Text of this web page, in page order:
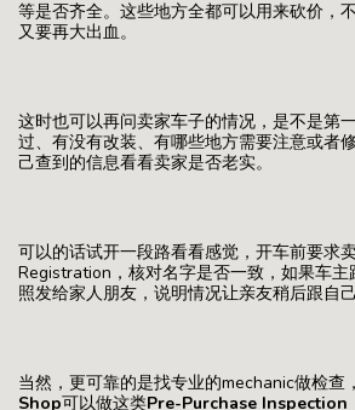
等是否齐全。这些地方全都可以用来砍价，
又要再大出血。
这时也可以再问卖家车子的情况，是不是第
过、有没有改装、有哪些地方需要注意或者
己查到的信息看看卖家是否老实。
可以的话试开一段路看看感觉，开车前要求
Registration，核对名字是否一致，如果车主
照发给家人朋友，说明情况让亲友稍后跟自
当然，更可靠的是找专业的mechanic做检查
Shop可以做这类Pre-Purchase Inspection